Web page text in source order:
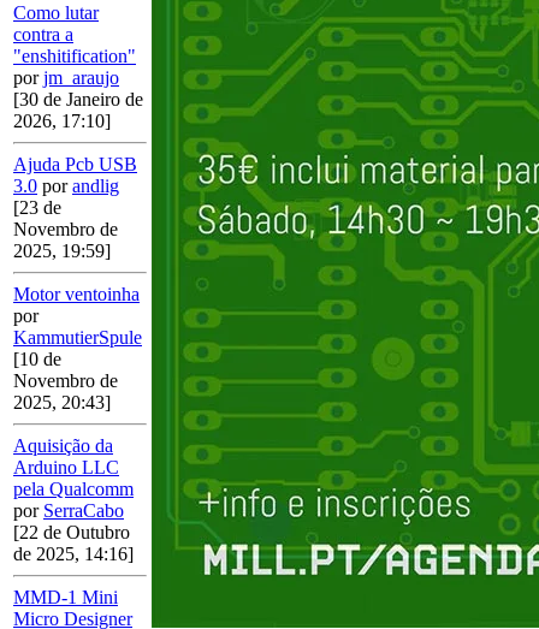
Como lutar
contra a
"enshitification"
porjm_araujo
[30 de Janeiro de
2026, 17:10]
Ajuda Pcb USB
3.0 porandlig
[23 de
Novembro de
2025, 19:59]
Motor ventoinha
por
KammutierSpule
[10 de
Novembro de
2025, 20:43]
Aquisição da
Arduino LLC
pela Qualcomm
por SerraCabo
[22 de Outubro
de 2025, 14:16]
MMD-1 Mini
Micro Designer